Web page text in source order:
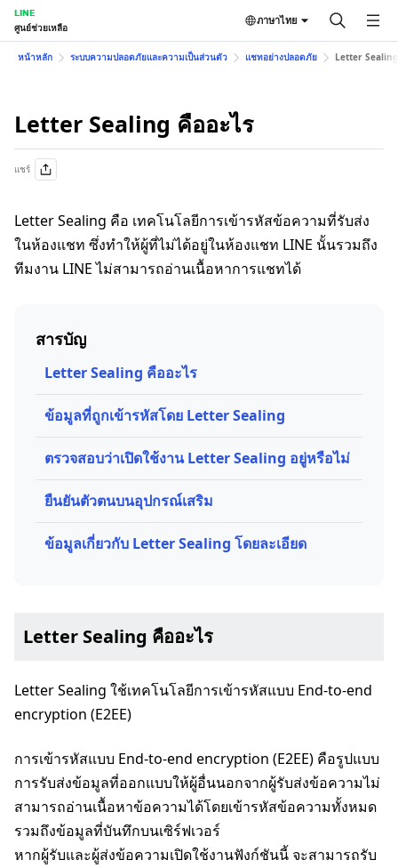
LINE
ศูนย์ช่วยเหลือ
ภาษาไทย
หน้าหลัก ระบบความปลอดภัยและความเป็นส่วนตัว แชทอย่างปลอดภัย Letter
Letter Sealing คืออะไร
แชร์
Letter Sealing คือ เทคโนโลยีการเข้ารหัสข้อความที่รับส่ง
ในห้องแชท ซึ่งทำให้ผู้ที่ไม่ได้อยู่ในห้องแชท LINE นั้นรวมถึง
ทีมงาน LINE ไม่สามารถอ่านเนื้อหาการแชทได้
สารบัญ
Letter Sealing คืออะไร
ข้อมูลที่ถูกเข้ารหัสโดย Letter Sealing
ตรวจสอบว่าเปิดใช้งาน Letter Sealing อยู่หรือไม่
ยืนยันตัวตนบนอุปกรณ์เสริม
ข้อมูลเกี่ยวกับ Letter Sealing โดยละเอียด
Letter Sealing คืออะไร
Letter Sealing ใช้เทคโนโลยีการเข้ารหัสแบบ End-to-end
encryption (E2EE)
การเข้ารหัสแบบ End-to-end encryption (E2EE) คือรูปแบบ
การรับส่งข้อมูลที่ออกแบบให้ผู้อื่นนอกจากผู้รับส่งข้อความไม่
สามารถอ่านเนื้อหาข้อความได้โดยเข้ารหัสข้อความทั้งหมด
รวมถึงข้อมูลที่บันทึกบนเซิร์ฟเวอร์
หากผู้รับและผู้ส่งข้อความเปิดใช้งานฟังก์ชันนี้ จะสามารถรับ